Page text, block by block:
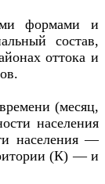
формами и
состав,
оттока и
(месяц,
населения
населения —
(К) — и